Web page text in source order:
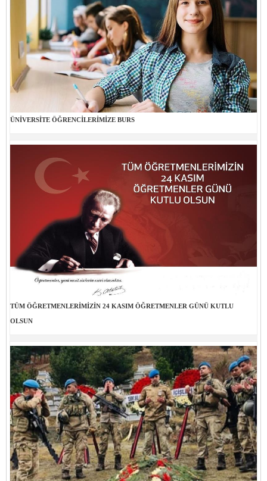
ÜNİVERSİTE ÖĞRENCİLERİMİZE BURS
TÜM ÖĞRETMENLERİMİZİN 24 KASIM ÖĞRETMENLER GÜNÜ KUTLU
OLSUN